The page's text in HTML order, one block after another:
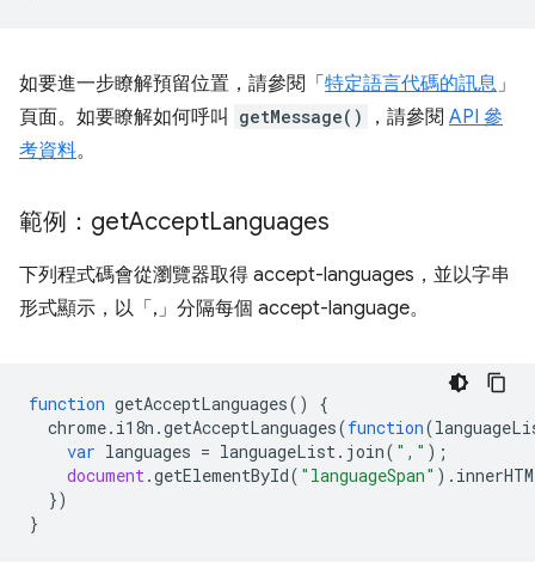
如要進一步瞭解預留位置，請參閱「 特定語言代碼的訊息」
頁面。如要瞭解如何呼叫
getMessage() ，請參閱 API 參
考資料。
範例：getAcceptLanguages
下列程式碼會從瀏覽器取得 accept-languages，並以字串
形式顯示，以「,」分隔每個 accept-language。
function getAcceptLanguages()
{
chrome. i18n .getAcceptLanguages(function(
var languages = languageList. join( "," );
document.getElementById( "languageSpan" ).
})
}